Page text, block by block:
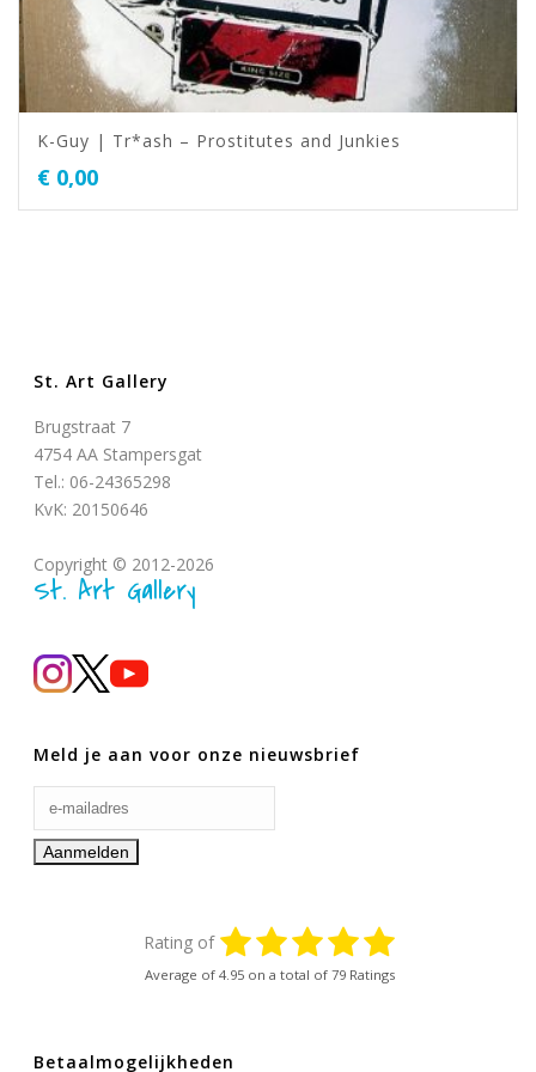
K-Guy | Tr*ash – Prostitutes and Junkies
€ 0,00
St. Art Gallery
Brugstraat 7
4754 AA Stampersgat
Tel.: 06-24365298
KvK: 20150646
Copyright © 2012-2026
St. Art Gallery
Meld je aan voor onze nieuwsbrief
Rating of
Average of 4.95 on a total of 79 Ratings
Betaalmogelijkheden